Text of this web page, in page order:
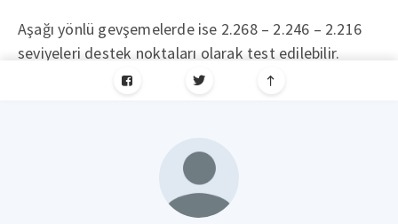
Aşağı yönlü gevşemelerde ise 2.268 – 2.246 – 2.216
seviyeleri destek noktaları olarak test edilebilir.